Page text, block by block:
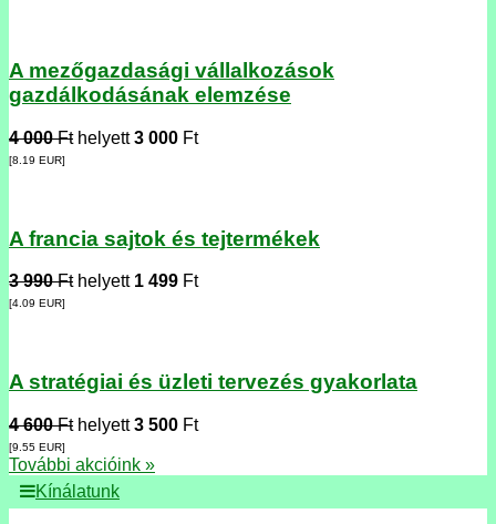
A mezőgazdasági vállalkozások
gazdálkodásának elemzése
4 000 Fthelyett3 000 Ft
[8.19 EUR]
A francia sajtok és tejtermékek
3 990 Fthelyett 1 499 Ft
[4.09 EUR]
A stratégiai és üzleti tervezés gyakorlata
4 600 Fthelyett3 500 Ft
[9.55 EUR]
További akcióink »
Kínálatunk